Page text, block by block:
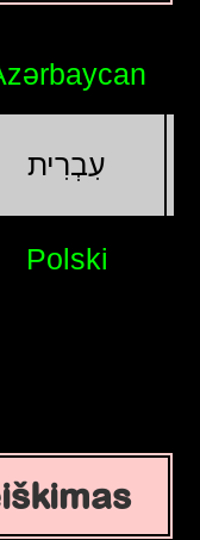
עִבְרִית
Polski